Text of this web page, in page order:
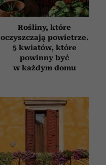
Rośliny, które
oczyszczają powietrze.
5 kwiatów, które
powinny być
w każdym domu